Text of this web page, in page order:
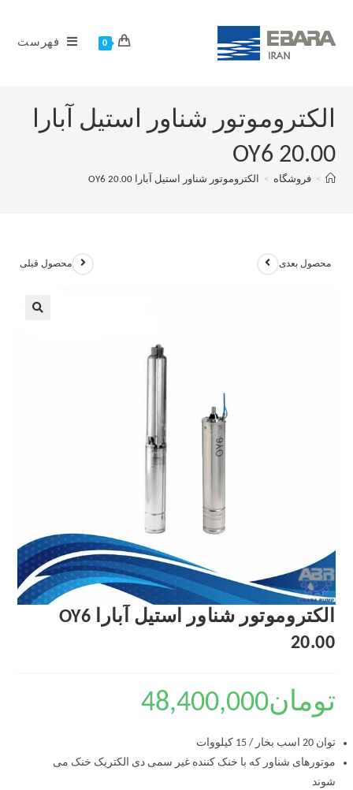
0 فهرست
الکتروموتور شناور استیل آبارا
OY6 20.00
> فروشگاه > الکتروموتور شناور استیل آبارا OY6 20.00
محصول قبلی محصول بعدی
الکتروموتور شناور استیل آبارا OY6
20.00
تومان48,400,000
توان 20 اسب بخار / 15 کیلووات
موتورهای شناور که با خنک کننده غیر سمی دی الکتریک خنک می
شوند